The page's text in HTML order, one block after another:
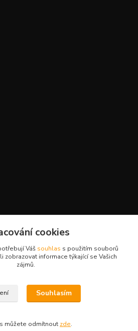
cookies
Váš souhlas s použitím souborů
zobrazovat informace týkající se Vašich
zájmů.
Souhlasím
můžete odmítnout zde.